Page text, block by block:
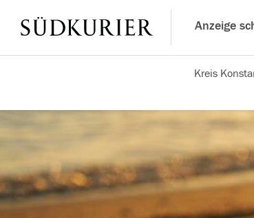
Anzeige
Kreis